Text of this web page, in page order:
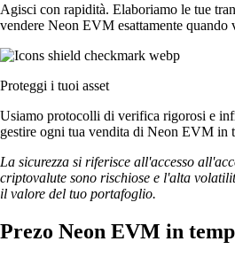
Agisci con rapidità. Elaboriamo le tue
vendere Neon EVM esattamente quando
Proteggi i tuoi asset
Usiamo protocolli di verifica rigorosi e
gestire ogni tua vendita di Neon EVM in
La sicurezza si riferisce all'accesso
criptovalute sono rischiose e l'alta
il valore del tuo portafoglio.
Prezo Neon EVM in